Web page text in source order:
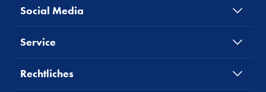
Social Media
Service
Rechtliches